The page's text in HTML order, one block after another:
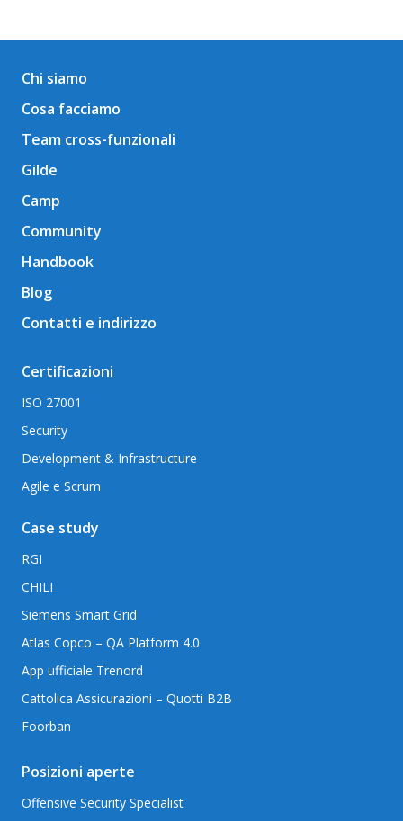
Chi siamo
Cosa facciamo
Team cross-funzionali
Gilde
Camp
Community
Handbook
Blog
Contatti e indirizzo
Certificazioni
ISO 27001
Security
Development & Infrastructure
Agile e Scrum
Case study
RGI
CHILI
Siemens Smart Grid
Atlas Copco – QA Platform 4.0
App ufficiale Trenord
Cattolica Assicurazioni – Quotti B2B
Foorban
Posizioni aperte
Offensive Security Specialist